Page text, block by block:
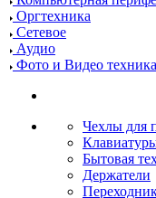
Оргтехника
Сетевое
Аудио
Фото и Видео техника
Чехлы для
Бытовая
Держатели